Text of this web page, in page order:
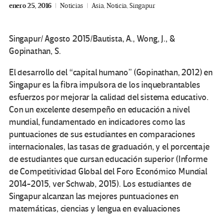
enero 25, 2016 Noticias Asia,Noticia,Singapur
Singapur/ Agosto 2015/Bautista, A., Wong, J., &
Gopinathan, S.
El desarrollo del “capital humano” (Gopinathan, 2012) en
Singapur es la fibra impulsora de los inquebrantables
esfuerzos por mejorar la calidad del sistema educativo.
Con un excelente desempeño en educación a nivel
mundial, fundamentado en indicadores como las
puntuaciones de sus estudiantes en comparaciones
internacionales, las tasas de graduación, y el porcentaje
de estudiantes que cursan educación superior (Informe
de Competitividad Global del Foro Económico Mundial
2014-2015, ver Schwab, 2015). Los estudiantes de
Singapur alcanzan las mejores puntuaciones en
matemáticas, ciencias y lengua en evaluaciones